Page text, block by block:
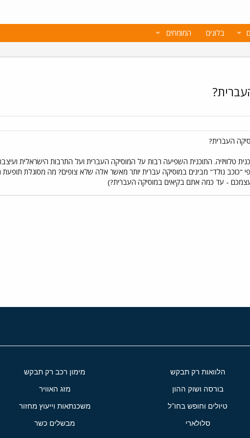
בלוגים המומחים
העברית?
טלוויזיה. התוכנית השפיעה רבות על המוסיקה העברית ועל התרבות הישראלית
"כוכב נולד" מבינים במוסיקה עברית יותר מאשר אלה שלא צופים? מה מסוגלת תופעת
עצמכם - עד כמה אתם בקיאים במוסיקה העברית?)
הלוואות רק תבקש מימון רכב רק תבקש
בורסה ושוק ההון מזג האוויר
טיולים וחופש בחו"ל משכנתאות וייעוץ מחזור
סלולארי מבשלים כשר